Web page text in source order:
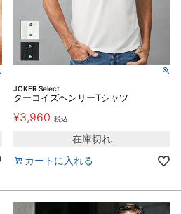
JOKER Select
ターコイズヘンリーTシャツ
¥3,960 税込
在庫切れ
カートに入れる